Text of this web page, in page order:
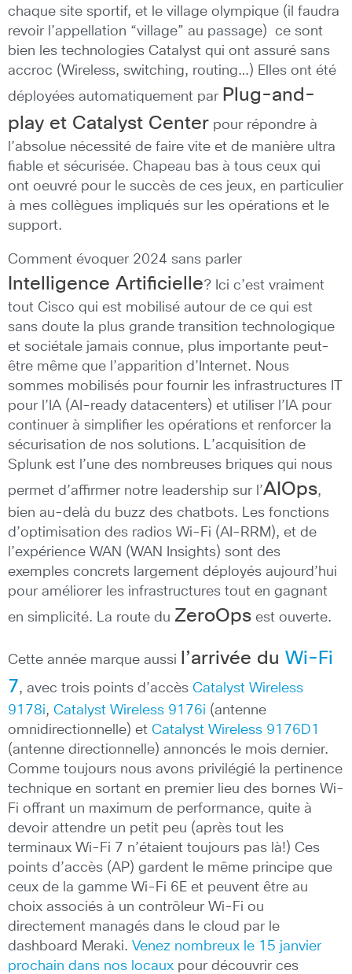
chaque site sportif, et le village olympique (il faudra
revoir l’appellation “village” au passage) ce sont
bien les technologies Catalyst qui ont assuré sans
accroc (Wireless, switching, routing…) Elles ont été
déployées automatiquement par Plug-and-
play et Catalyst Center pour répondre à
l’absolue nécessité de faire vite et de manière ultra
fiable et sécurisée. Chapeau bas à tous ceux qui
ont oeuvré pour le succès de ces jeux, en particulier
à mes collègues impliqués sur les opérations et le
support.
Comment évoquer 2024 sans parler
Intelligence Artificielle? Ici c’est vraiment
tout Cisco qui est mobilisé autour de ce qui est
sans doute la plus grande transition technologique
et sociétale jamais connue, plus importante peut-
être même que l’apparition d’Internet. Nous
sommes mobilisés pour fournir les infrastructures IT
pour l’IA (AI-ready datacenters) et utiliser l’IA pour
continuer à simplifier les opérations et renforcer la
sécurisation de nos solutions. L’acquisition de
Splunk est l’une des nombreuses briques qui nous
permet d’affirmer notre leadership sur l’AIOps,
bien au-delà du buzz des chatbots. Les fonctions
d’optimisation des radios Wi-Fi (AI-RRM), et de
l’expérience WAN (WAN Insights) sont des
exemples concrets largement déployés aujourd’hui
pour améliorer les infrastructures tout en gagnant
en simplicité. La route du ZeroOps est ouverte.
Cette année marque aussi l’arrivée du Wi-Fi
7, avec trois points d’accès Catalyst Wireless
9178i, Catalyst Wireless 9176i (antenne
omnidirectionnelle) et Catalyst Wireless 9176D1
(antenne directionnelle) annoncés le mois dernier.
Comme toujours nous avons privilégié la pertinence
technique en sortant en premier lieu des bornes Wi-
Fi offrant un maximum de performance, quite à
devoir attendre un petit peu (après tout les
terminaux Wi-Fi 7 n’étaient toujours pas là!) Ces
points d’accès (AP) gardent le même principe que
ceux de la gamme Wi-Fi 6E et peuvent être au
choix associés à un contrôleur Wi-Fi ou
directement managés dans le cloud par le
dashboard Meraki. Venez nombreux le 15 janvier
prochain dans nos locaux pour découvrir ces